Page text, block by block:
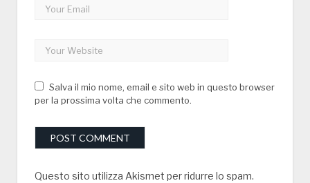
Salva il mio nome, email e sito web in questo browser
per la prossima volta che commento.
Questo sito utilizza Akismet per ridurre lo spam.